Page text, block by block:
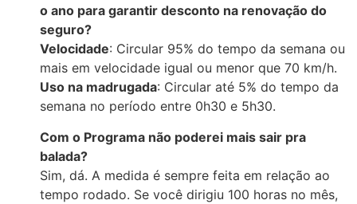
o ano para garantir desconto na renovação do
seguro?
Velocidade: Circular 95% do tempo da semana ou
mais em velocidade igual ou menor que 70 km/h.
Uso na madrugada: Circular até 5% do tempo da
semana no período entre 0h30 e 5h30.
Com o Programa não poderei mais sair pra
balada?
Sim, dá. A medida é sempre feita em relação ao
tempo rodado. Se você dirigiu 100 horas no mês,